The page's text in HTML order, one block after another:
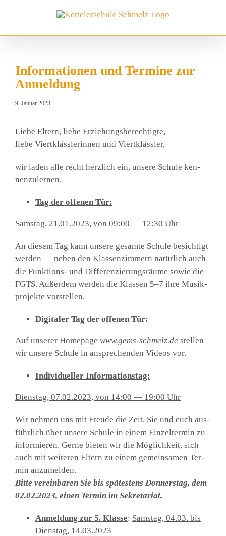
springen
Informationen und Termine zur
Anmeldung
9. Januar 2023
Lie­be Eltern, lie­be Erzie­hungs­be­rech­tig­te,
lie­be Viert­kläss­le­rin­nen und Viert­kläss­ler,
wir laden alle recht herz­lich ein, unse­re Schu­le ken­
nen­zu­ler­nen.
Tag der offe­nen Tür:
Sams­tag, 21.01.2023, von 09:00 — 12:30 Uhr
An die­sem Tag kann unse­re gesam­te Schu­le besich­tigt
wer­den — neben den Klas­sen­zim­mern natür­lich auch
die Funk­ti­ons- und Dif­fe­ren­zie­rungs­räu­me sowie die
FGTS. Außer­dem wer­den die Klas­sen 5–7 ihre Musik­
pro­jek­te vor­stel­len.
Digi­ta­ler Tag der offe­nen Tür:
Auf unse­rer Home­page www.gems-schmelz.de stel­len
wir unse­re Schu­le in anspre­chen­den Vide­os vor.
Indi­vi­du­el­ler Infor­ma­ti­ons­tag:
Diens­tag, 07.02.2023, von 14:00 — 19:00 Uhr
Wir neh­men uns mit Freu­de die Zeit, Sie und euch aus­
führ­lich über unse­re Schu­le in einem Ein­zel­ter­min zu
infor­mie­ren. Ger­ne bie­ten wir die Mög­lich­keit, sich
auch mit wei­te­ren Eltern zu einem gemein­sa­men Ter­
min anzu­mel­den.
Bit­te ver­ein­ba­ren Sie bis spä­tes­tens Don­ners­tag, dem
02.02.2023, einen Ter­min im Sekre­ta­ri­at.
Anmel­dung zur 5. Klas­se: Sams­tag, 04.03. bis
Diens­tag, 14.03.2023